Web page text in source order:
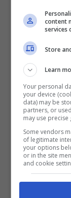
forza finirà
Nella
gli ultimi
dovranno
zombie,
si salverà
Insomma,
da non
horror. C’è
content
services
Store
Learn
Your personal
your device
data) may be
partners, or
may use
Some vendors
of legitimate
your options
or in the site
and cookie